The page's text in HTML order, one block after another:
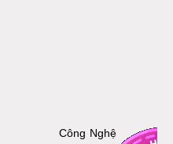
Công Nghệ